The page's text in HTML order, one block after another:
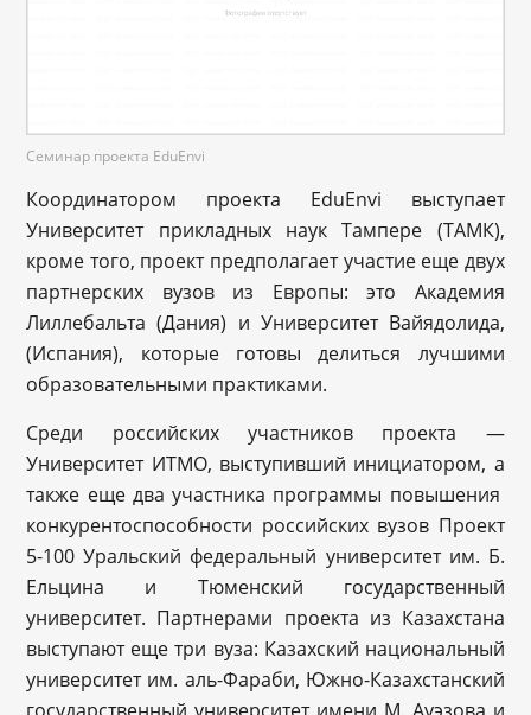
Семинар проекта EduEnvi
Координатором проекта EduEnvi выступает
Университет прикладных наук Тампере (ТАМК),
кроме того, проект предполагает участие еще двух
партнерских вузов из Европы: это Академия
Лиллебальта (Дания) и Университет Вайядолида,
(Испания), которые готовы делиться лучшими
образовательными практиками.
Среди российских участников проекта —
Университет ИТМО, выступивший инициатором, а
также еще два участника программы повышения
конкурентоспособности российских вузов Проект
5-100 Уральский федеральный университет им. Б.
Ельцина и Тюменский государственный
университет. Партнерами проекта из Казахстана
выступают еще три вуза: Казахский национальный
университет им. аль-Фараби, Южно-Казахстанский